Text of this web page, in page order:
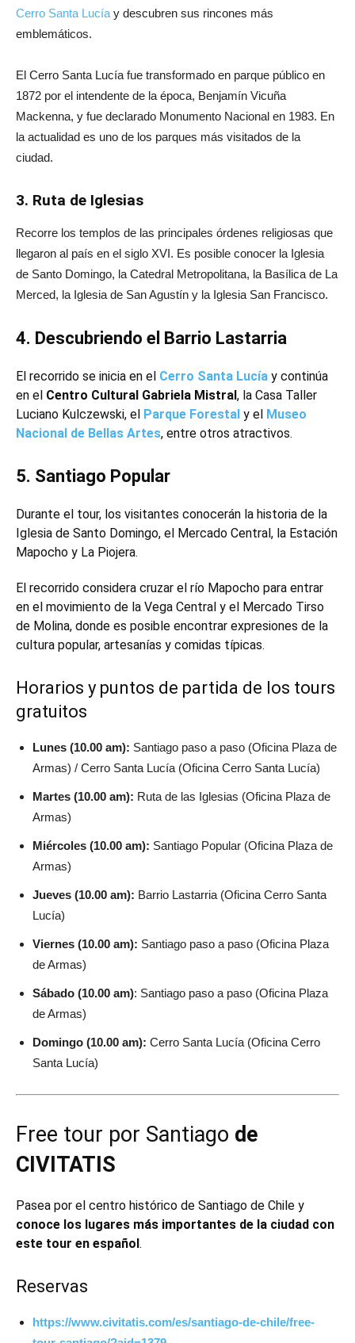
Cerro Santa Lucía y descubren sus rincones más
emblemáticos.
El Cerro Santa Lucía fue transformado en parque público en
1872 por el intendente de la época, Benjamín Vicuña
Mackenna, y fue declarado Monumento Nacional en 1983. En
la actualidad es uno de los parques más visitados de la
ciudad.
3. Ruta de Iglesias
Recorre los templos de las principales órdenes religiosas que
llegaron al país en el siglo XVI. Es posible conocer la Iglesia
de Santo Domingo, la Catedral Metropolitana, la Basílica de La
Merced, la Iglesia de San Agustín y la Iglesia San Francisco.
4. Descubriendo el Barrio Lastarria
El recorrido se inicia en el Cerro Santa Lucía y continúa
en el Centro Cultural Gabriela Mistral, la Casa Taller
Luciano Kulczewski, el Parque Forestal y el Museo
Nacional de Bellas Artes, entre otros atractivos.
5. Santiago Popular
Durante el tour, los visitantes conocerán la historia de la
Iglesia de Santo Domingo, el Mercado Central, la Estación
Mapocho y La Piojera.
El recorrido considera cruzar el río Mapocho para entrar
en el movimiento de la Vega Central y el Mercado Tirso
de Molina, donde es posible encontrar expresiones de la
cultura popular, artesanías y comidas típicas.
Horarios y puntos de partida de los tours
gratuitos
Lunes (10.00 am): Santiago paso a paso (Oficina Plaza de
Armas) / Cerro Santa Lucía (Oficina Cerro Santa Lucía)
Martes (10.00 am): Ruta de las Iglesias (Oficina Plaza de
Armas)
Miércoles (10.00 am): Santiago Popular (Oficina Plaza de
Armas)
Jueves (10.00 am): Barrio Lastarria (Oficina Cerro Santa
Lucía)
Viernes (10.00 am): Santiago paso a paso (Oficina Plaza
de Armas)
Sábado (10.00 am): Santiago paso a paso (Oficina Plaza
de Armas)
Domingo (10.00 am): Cerro Santa Lucía (Oficina Cerro
Santa Lucía)
Free tour por Santiago de
CIVITATIS
Pasea por el centro histórico de Santiago de Chile y
conoce los lugares más importantes de la ciudad con
este tour en español.
Reservas
https://www.civitatis.com/es/santiago-de-chile/free-